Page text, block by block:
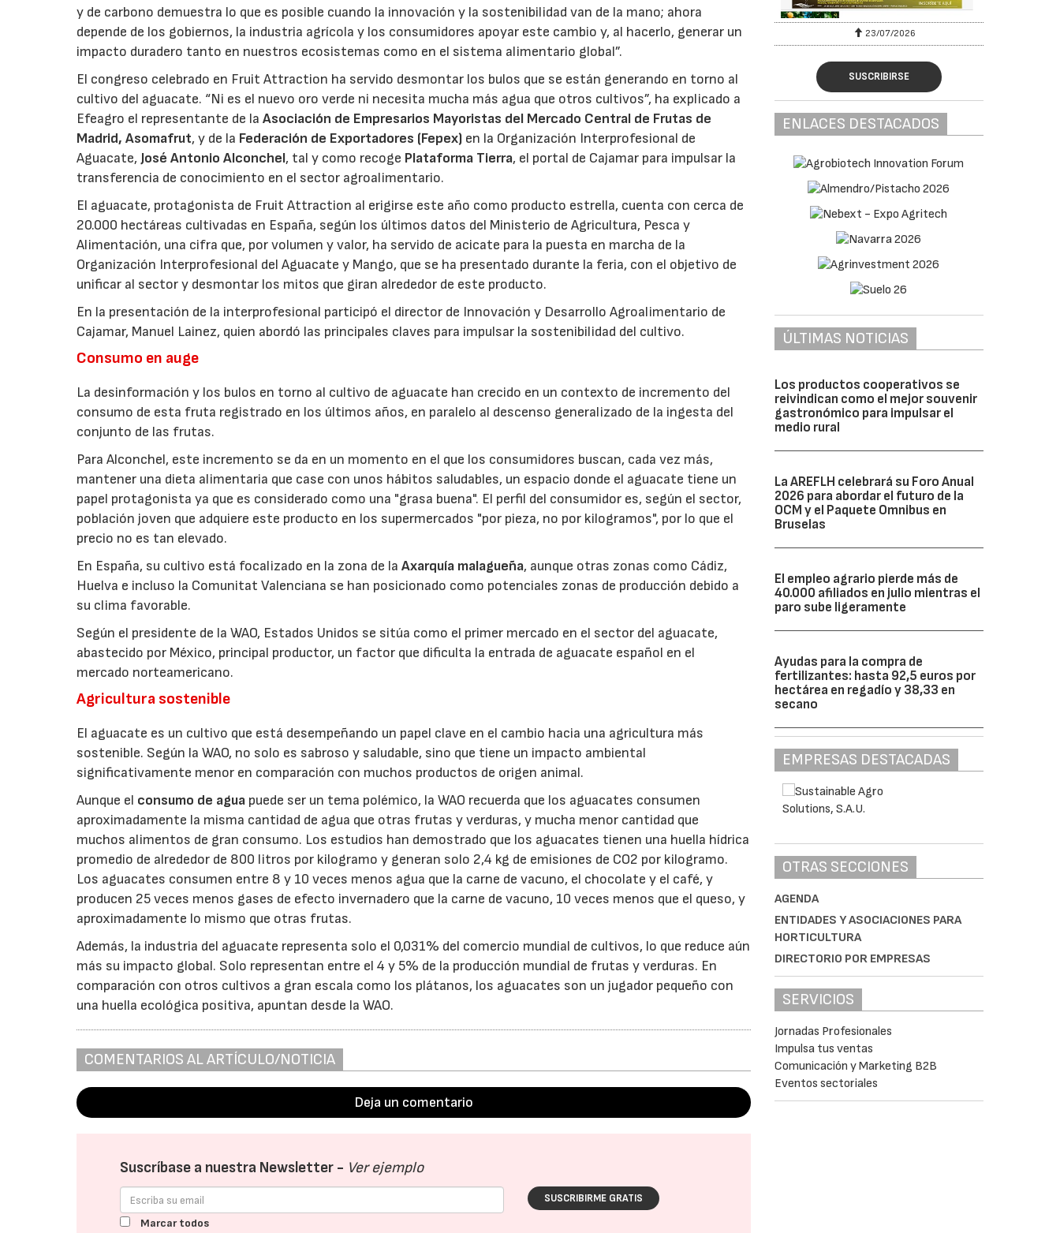
y de carbono demuestra lo que es posible cuando la innovación y la sostenibilidad van de la mano; ahora
depende de los gobiernos, la industria agrícola y los consumidores apoyar este cambio y, al hacerlo, generar un
impacto duradero tanto en nuestros ecosistemas como en el sistema alimentario global”.
El congreso celebrado en Fruit Attraction ha servido desmontar los bulos que se están generando en torno al
cultivo del aguacate. “Ni es el nuevo oro verde ni necesita mucha más agua que otros cultivos”, ha explicado a
Efeagro el representante de laAsociación de Empresarios Mayoristas del Mercado Central de Frutas de
Madrid, Asomafrut, y de la Federación de Exportadores (Fepex) en la Organización Interprofesional de
Aguacate, José Antonio Alconchel, tal y como recoge Plataforma Tierra, el portal de Cajamar para impulsar la
transferencia de conocimiento en el sector agroalimentario.
El aguacate, protagonista de Fruit Attraction al erigirse este año como producto estrella, cuenta con cerca de
20.000 hectáreas cultivadas en España, según los últimos datos del Ministerio de Agricultura, Pesca y
Alimentación, una cifra que, por volumen y valor, ha servido de acicate para la puesta en marcha de la
Organización Interprofesional del Aguacate y Mango, que se ha presentado durante la feria, con el objetivo de
unificar al sector y desmontar los mitos que giran alrededor de este producto.
En la presentación de la interprofesional participó el director de Innovación y Desarrollo Agroalimentario de
Cajamar, Manuel Lainez, quien abordó las principales claves para impulsar la sostenibilidad del cultivo.
Consumo en auge
La desinformación y los bulos en torno al cultivo de aguacate han crecido en un contexto de incremento del
consumo de esta fruta registrado en los últimos años, en paralelo al descenso generalizado de la ingesta del
conjunto de las frutas.
Para Alconchel, este incremento se da en un momento en el que los consumidores buscan, cada vez más,
mantener una dieta alimentaria que case con unos hábitos saludables, un espacio donde el aguacate tiene un
papel protagonista ya que es considerado como una "grasa buena". El perfil del consumidor es, según el sector,
población joven que adquiere este producto en los supermercados "por pieza, no por kilogramos", por lo que el
precio no es tan elevado.
En España, su cultivo está focalizado en la zona de laAxarquía malagueña, aunque otras zonas como Cádiz,
Huelva e incluso la Comunitat Valenciana se han posicionado como potenciales zonas de producción debido a
su clima favorable.
Según el presidente de la WAO, Estados Unidos se sitúa como el primer mercado en el sector del aguacate,
abastecido por México, principal productor, un factor que dificulta la entrada de aguacate español en el
mercado norteamericano.
Agricultura sostenible
El aguacate es un cultivo que está desempeñando un papel clave en el cambio hacia una agricultura más
sostenible. Según la WAO, no solo es sabroso y saludable, sino que tiene un impacto ambiental
significativamente menor en comparación con muchos productos de origen animal.
Aunque el consumo de agua puede ser un tema polémico, la WAO recuerda que los aguacates consumen
aproximadamente la misma cantidad de agua que otras frutas y verduras, y mucha menor cantidad que
muchos alimentos de gran consumo. Los estudios han demostrado que los aguacates tienen una huella hídrica
promedio de alrededor de 800 litros por kilogramo y generan solo 2,4 kg de emisiones de CO2 por kilogramo.
Los aguacates consumen entre 8 y 10 veces menos agua que la carne de vacuno, el chocolate y el café, y
producen 25 veces menos gases de efecto invernadero que la carne de vacuno, 10 veces menos que el queso, y
aproximadamente lo mismo que otras frutas.
Además, la industria del aguacate representa solo el 0,031% del comercio mundial de cultivos, lo que reduce aún
más su impacto global. Solo representan entre el 4 y 5% de la producción mundial de frutas y verduras. En
comparación con otros cultivos a gran escala como los plátanos, los aguacates son un jugador pequeño con
una huella ecológica positiva, apuntan desde la WAO.
COMENTARIOS AL ARTÍCULO/NOTICIA
Deja un comentario
Suscríbase a nuestra Newsletter - Ver ejemplo
SUSCRIBIRME GRATIS
Marcar todos
23/07/2026 30/07/2026 23/07/2026
SUSCRIBIRSE
ENLACES DESTACADOS
ÚLTIMAS NOTICIAS
Los productos cooperativos se
reivindican como el mejor souvenir
gastronómico para impulsar el
medio rural
La AREFLH celebrará su Foro Anual
2026 para abordar el futuro de la
OCM y el Paquete Omnibus en
Bruselas
El empleo agrario pierde más de
40.000 afiliados en julio mientras el
paro sube ligeramente
Ayudas para la compra de
fertilizantes: hasta 92,5 euros por
hectárea en regadío y 38,33 en
secano
EMPRESAS DESTACADAS
OTRAS SECCIONES
AGENDA
ENTIDADES Y ASOCIACIONES PARA
HORTICULTURA
DIRECTORIO POR EMPRESAS
SERVICIOS
Jornadas Profesionales
Impulsa tus ventas
Comunicación y Marketing B2B
Eventos sectoriales